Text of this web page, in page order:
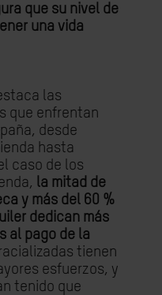
que su nivel de
una vida
las
que enfrentan
desde
hasta
caso de los
la mitad de
y más del 60 %
dedican más
al pago de la
tienen
esfuerzos, y
tenido que